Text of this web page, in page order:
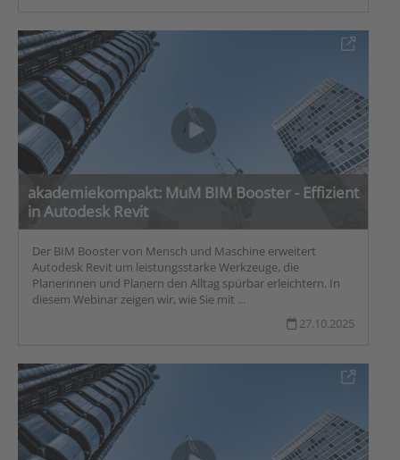
akademiekompakt: MuM BIM Booster - Effizient
in Autodesk Revit
Der BIM Booster von Mensch und Maschine erweitert
Autodesk Revit um leistungsstarke Werkzeuge, die
Planerinnen und Planern den Alltag spürbar erleichtern. In
diesem Webinar zeigen wir, wie Sie mit ...
27.10.2025